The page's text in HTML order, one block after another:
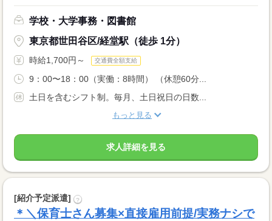
学校・大学事務・図書館
東京都世田谷区/経堂駅（徒歩 1分）
時給1,700円～ 交通費全額支給
9：00〜18：00（実働：8時間） （休憩60分...
土日を含むシフト制。毎月、土日祝日の日数...
もっと見る
求人詳細を見る
[紹介予定派遣] ?
＊＼保育士さん募集×直接雇用前提/実務ナシで